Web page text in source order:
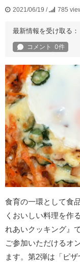
2021/06/19 / 785
最新情報を受け取る：
食育の一環として食
くおいしい料理を作
れあいクッキング』
ご参加いただけるオ
ます。第2弾は「ピ